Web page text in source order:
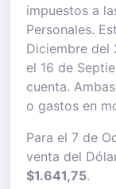
impuestos a
Personales.
Diciembre del
el 16 de
cuenta.
o gastos en
Para el 7 de
venta del
$1.641,75.